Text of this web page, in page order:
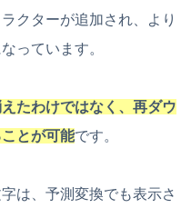
クターが追加され、より
っています。
たわけではなく、再ダウ
とが可能です。
は、予測変換でも表示さ